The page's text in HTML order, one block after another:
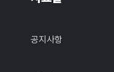
공지사항